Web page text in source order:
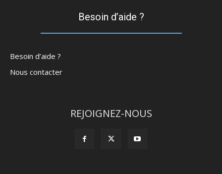
Besoin d’aide ?
Besoin d’aide ?
Nous contacter
REJOIGNEZ-NOUS